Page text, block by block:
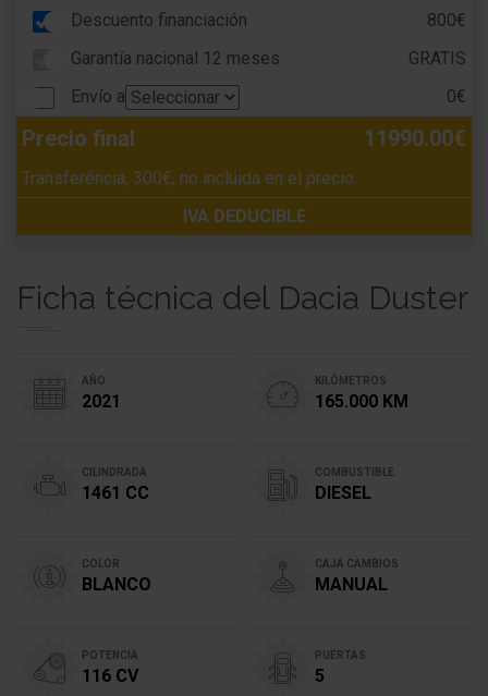
Ficha técnica del Dacia Duster
AÑO
2021
KILÓMETROS
165.000 KM
CILINDRADA
1461 CC
COMBUSTIBLE
DIESEL
COLOR
BLANCO
CAJA CAMBIOS
MANUAL
POTENCIA
116 CV
PUERTAS
5
Descuento financiación
800€
Garantía nacional 12 meses
GRATIS
Envío a
0€
Precio final 11990.00€
Transferéncia, 300€, no incluida en el precio.
IVA DEDUCIBLE